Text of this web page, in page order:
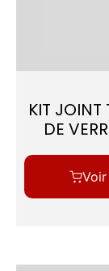
KIT JOINT
DE